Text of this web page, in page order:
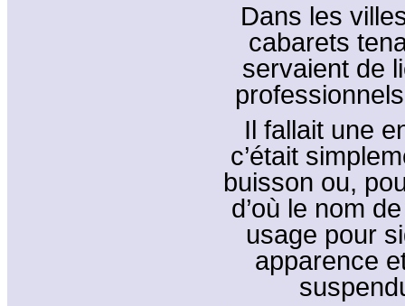
Dans les
cabarets
servaient de
Il fallait une
c’était
buisson ou,
d’où le nom
usage pour
apparence